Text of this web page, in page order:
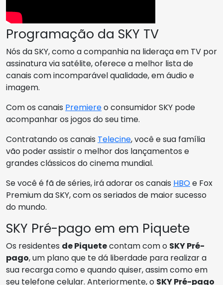
Programação da SKY TV
Nós da SKY, como a companhia na lideraça em TV por
assinatura via satélite, oferece a melhor lista de
canais com incomparável qualidade, em áudio e
imagem.
Com os canais Premiereo consumidor SKY pode
acompanhar os jogos do seu time.
Contratando os canais Telecine, você e sua família
vão poder assistir o melhor dos lançamentos e
grandes clássicos do cinema mundial.
Se você é fã de séries, irá adorar os canais HBOe Fox
Premium da SKY, com os seriados de maior sucesso
do mundo.
SKY Pré-pago em em Piquete
Os residentes de Piquetecontam com o SKY Pré-
pago, um plano que te dá liberdade para realizar a
sua recarga como e quando quiser, assim como em
seu telefone celular. Anteriormente, o SKY Pré-pago